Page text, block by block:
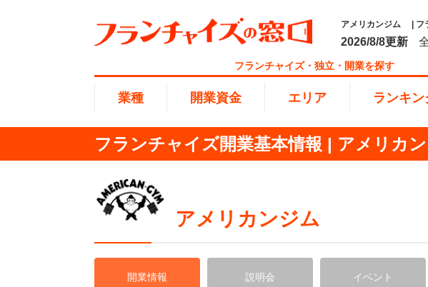
アメリカンジム | フ
2026/8/8更新
フランチャイズ・独立・開業を探す
業種
業種 無店舗系
海外FC本部
開業資金
開業資金
1001万円以上
エリア
エリア 東海
九州・沖縄
ランキン
ランキング
総合ランキング
介護
フランチャイズ開業基本情報 | アメリカ
アメリカンジム
開業情報 説明会 イベント